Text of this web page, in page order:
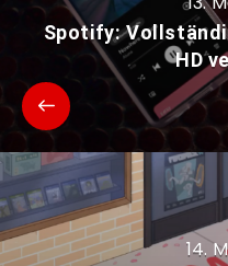
Spotify:
HD
14.